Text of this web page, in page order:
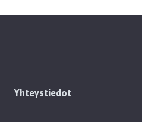
Yhteystiedot